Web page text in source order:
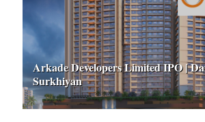
Arkade Developers Limited IPO |
Surkhiyan